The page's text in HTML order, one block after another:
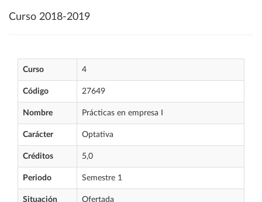
Curso 2018-2019
Curso 4
Código 27649
Nombre Prácticas en empresa I
Carácter Optativa
Créditos 5,0
Periodo Semestre 1
Situación Ofertada